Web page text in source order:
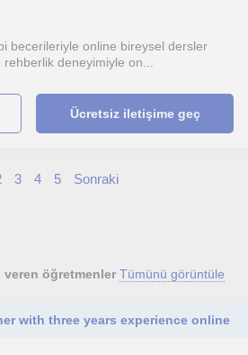
becerileriyle online bireysel dersler
deneyimiyle on...
Ücretsiz iletişime geç
3 4 5 Sonraki
öğretmenler Tümünü görüntüle
with three years experience online